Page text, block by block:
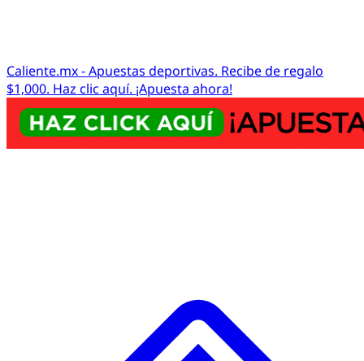
Caliente.mx - Apuestas deportivas. Recibe de regalo
$1,000. Haz clic aquí. ¡Apuesta ahora!